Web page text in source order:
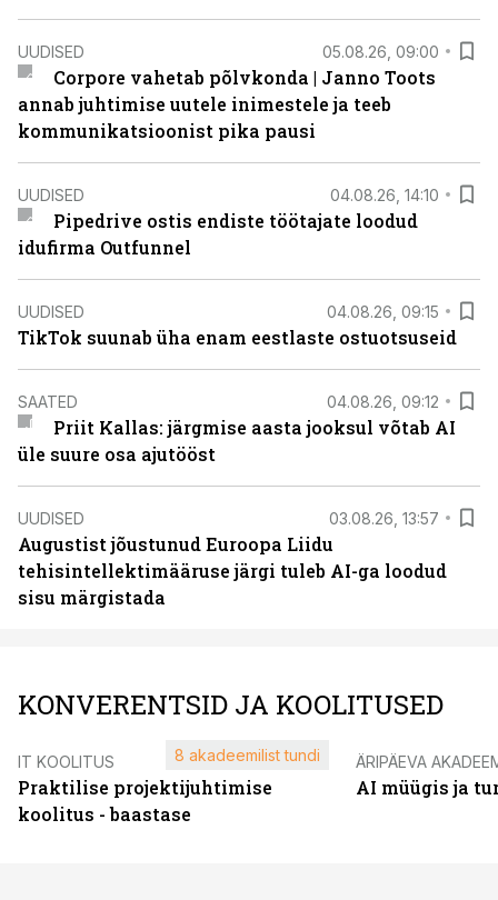
UUDISED 05.08.26, 09:00
Corpore vahetab põlvkonda | Janno Toots
annab juhtimise uutele inimestele ja teeb
kommunikatsioonist pika pausi
UUDISED 04.08.26, 14:10
Pipedrive ostis endiste töötajate loodud
idufirma Outfunnel
UUDISED 04.08.26, 09:15
TikTok suunab üha enam eestlaste ostuotsuseid
SAATED 04.08.26, 09:12
Priit Kallas: järgmise aasta jooksul võtab AI
üle suure osa ajutööst
UUDISED 03.08.26, 13:57
Augustist jõustunud Euroopa Liidu
tehisintellektimääruse järgi tuleb AI-ga loodud
sisu märgistada
KONVERENTSID JA KOOLITUSED
IT KOOLITUS
Praktilise projektijuhtimise
koolitus - baastase
8 akadeemilist tundi ÄRIPÄEVA
AI müügis ja